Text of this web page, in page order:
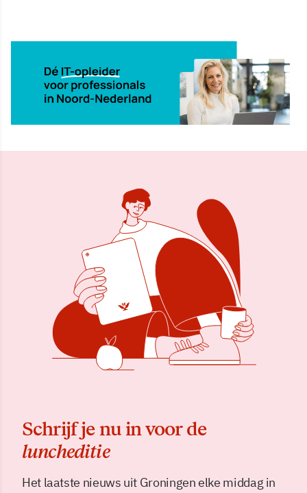
3 feb 2022, 10:52
Schrijf je nu in voor de
luncheditie
Het laatste nieuws uit Groningen elke middag in